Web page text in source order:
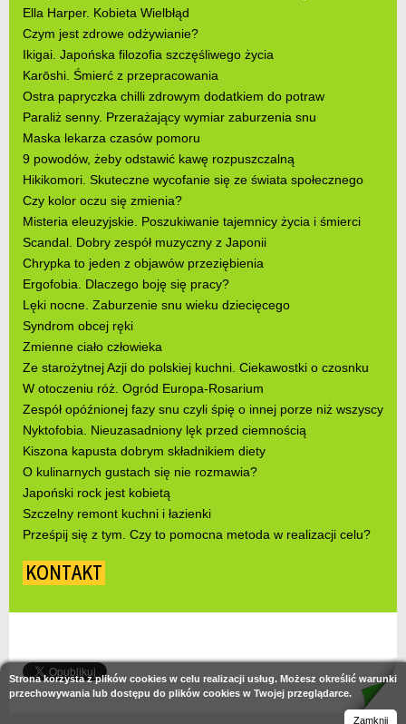
Ella Harper. Kobieta Wielbłąd
Czym jest zdrowe odżywianie?
Ikigai. Japońska filozofia szczęśliwego życia
Karōshi. Śmierć z przepracowania
Ostra papryczka chilli zdrowym dodatkiem do potraw
Paraliż senny. Przerażający wymiar zaburzenia snu
Maska lekarza czasów pomoru
9 powodów, żeby odstawić kawę rozpuszczalną
Hikikomori. Skuteczne wycofanie się ze świata społecznego
Czy kolor oczu się zmienia?
Misteria eleuzyjskie. Poszukiwanie tajemnicy życia i śmierci
Scandal. Dobry zespół muzyczny z Japonii
Chrypka to jeden z objawów przeziębienia
Ergofobia. Dlaczego boję się pracy?
Lęki nocne. Zaburzenie snu wieku dziecięcego
Syndrom obcej ręki
Zmienne ciało człowieka
Ze starożytnej Azji do polskiej kuchni. Ciekawostki o czosnku
W otoczeniu róż. Ogród Europa-Rosarium
Zespół opóźnionej fazy snu czyli śpię o innej porze niż wszyscy
Nyktofobia. Nieuzasadniony lęk przed ciemnością
Kiszona kapusta dobrym składnikiem diety
O kulinarnych gustach się nie rozmawia?
Japoński rock jest kobietą
Szczelny remont kuchni i łazienki
Prześpij się z tym. Czy to pomocna metoda w realizacji celu?
KONTAKT
Strona korzysta z plików cookies w celu realizacji usług. Możesz określić warunki
przechowywania lub dostępu do plików cookies w Twojej przeglądarce.
Zamknij